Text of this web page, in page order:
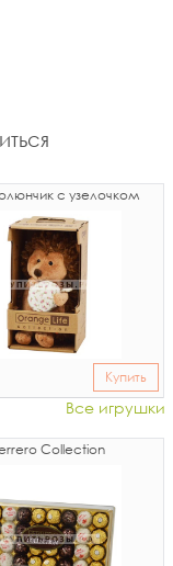
с узелочком
Купить
Все игрушки
Collection